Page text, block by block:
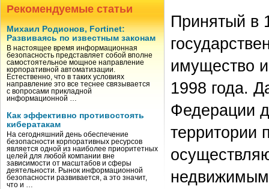
Рекомендуемые статьи
Михаил Родионов, Fortinet:
Развиваясь по известным законам
В настоящее время информационная
безопасность представляет собой вполне
самостоятельное мощное направление
корпоративной автоматизации.
Естественно, что в таких условиях
направление это все теснее связывается
с вопросами прикладной
информационной …
Как эффективно противостоять
кибератакам
На сегодняшний день обеспечение
безопасности корпоративных ресурсов
является одной из наиболее приоритетных
целей для любой компании вне
зависимости от масштабов и сферы
деятельности. Рынок информационной
безопасности развивается, а это значит,
что и …
Принятый в
имущество
1998 года.
Федерации
территории